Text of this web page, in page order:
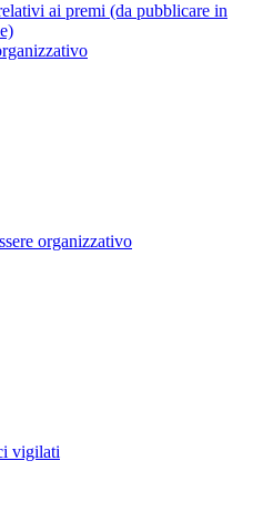
ai premi (da pubblicare in
organizzativo
vigilati